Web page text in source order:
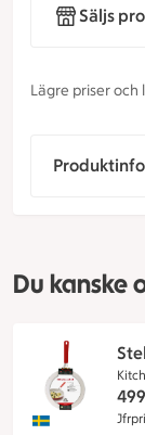
Säljs
Lägre priser
Du kanske
Denna
499